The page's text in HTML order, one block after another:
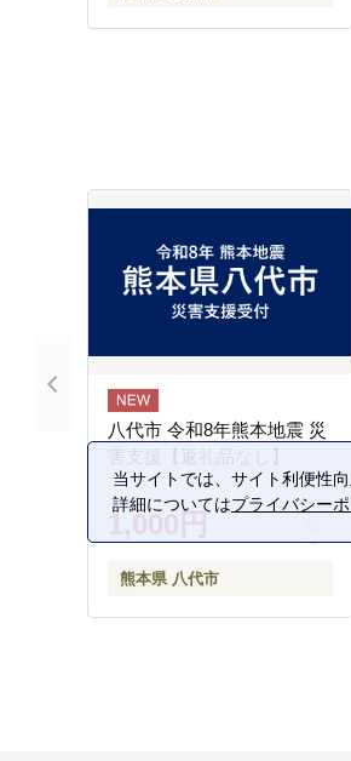
八代市 令和8年熊本地震 災
害支援【返礼品なし】
1,000円
熊本県 八代市
当サイトでは、サイト利便性
詳細についてはプライバシー